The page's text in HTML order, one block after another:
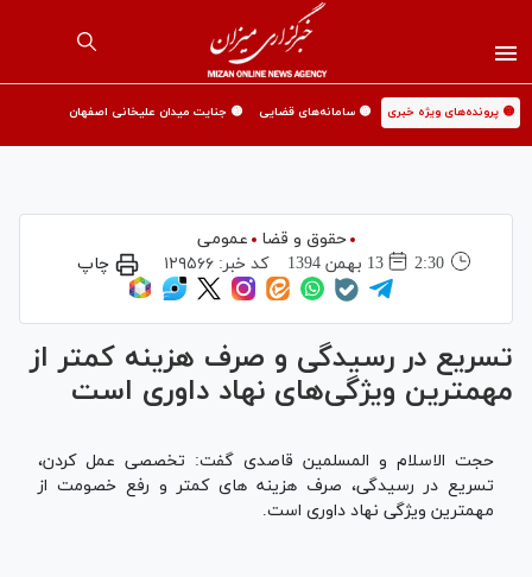
🟡 پرونده‌های ویژه خبری 🟡 سامانه‌های قضایی 🟡 جنایت میدان علیخانی اصفهان
حقوق و قضا
عمومی
2:30
13 بهمن 1394 کد خبر:۱۲۹۵۶۶ چاپ
تسریع در رسیدگی و صرف هزینه‌ کمتر از
مهمترین ویژگی‌های نهاد داوری است
حجت الاسلام و المسلمین قاصدی گفت: تخصصی عمل کردن،
تسریع در رسیدگی، صرف هزینه های کمتر و رفع خصومت از
مهمترین ویژگی نهاد داوری است.